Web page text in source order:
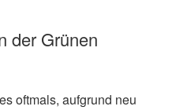
der Grünen
oftmals, aufgrund neu